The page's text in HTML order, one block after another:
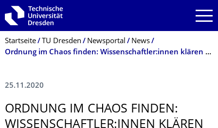
Zur Hauptnavigation springen
Zur Suche springen
Zum Inhalt springen
Breadcrumb-Menü
Startseite TU Dresden Newsportal
News
Ordnung im Chaos finden: Wissenschaftler:innen klären die Struktur von glasbildenden Proteinen in Schwämmen auf
25.11.2020
ORDNUNG IM CHAOS FINDEN:
WISSENSCHAFTLER:INNEN KLÄREN